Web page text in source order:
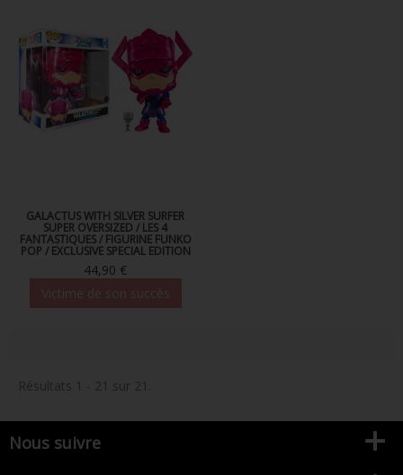
GALACTUS WITH SILVER SURFER
SUPER OVERSIZED / LES 4
FANTASTIQUES / FIGURINE FUNKO
POP / EXCLUSIVE SPECIAL EDITION
44,90 €
Résultats 1 - 21 sur 21.
Nous suivre